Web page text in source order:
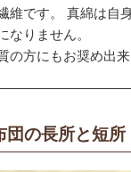
維です。 真綿は自
なりません。
の方にもお奨め出来
団の長所と短所